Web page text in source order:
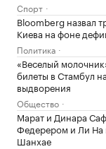
Спорт
Bloomberg назвал
Киева на фоне
Политика
«Веселый
билеты в Стамбул
выдворения
Общество
Марат и Динара
Федерером и Ли На
Шанхае